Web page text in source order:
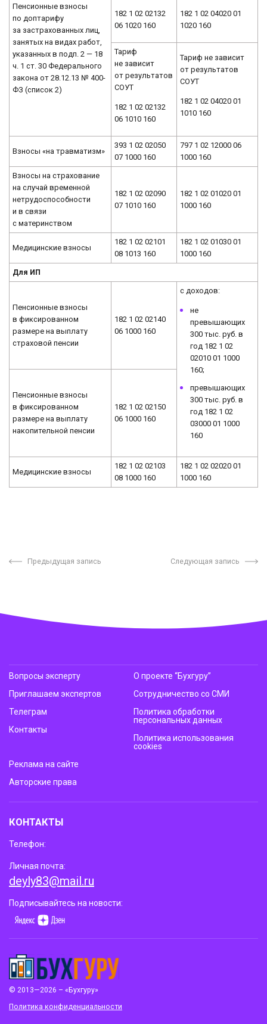
Пенсионные взносы
по доптарифу
за застрахованных лиц,
занятых на видах работ,
указанных в подп. 2 — 18
ч. 1 ст. 30 Федерального
закона от 28.12.13 № 400-
ФЗ (список 2)
182 1 02 02132
06 1020 160
182 1 02 04020 01
1020 160
Тариф
не зависит
от результатов
СОУТ
182 1 02 02132
06 1010 160
Тариф не зависит
от результатов
СОУТ
182 1 02 04020 01
1010 160
Взносы «на травматизм»
393 1 02 02050
07 1000 160
797 1 02 12000 06
1000 160
Взносы на страхование
на случай временной
нетрудоспособности
и в связи
с материнством
182 1 02 02090
07 1010 160
182 1 02 01020 01
1000 160
Медицинские взносы
182 1 02 02101
08 1013 160
182 1 02 01030 01
1000 160
Для ИП
Пенсионные взносы
в фиксированном
размере на выплату
страховой пенсии
182 1 02 02140
06 1000 160
с доходов:
не
превышающих
300 тыс. руб. в
год 182 1 02
02010 01 1000
160;
превышающих
300 тыс. руб. в
год 182 1 02
03000 01 1000
160
Пенсионные взносы
в фиксированном
размере на выплату
накопительной пенсии
182 1 02 02150
06 1000 160
Медицинские взносы
182 1 02 02103
08 1000 160
182 1 02 02020 01
1000 160
Предыдущая запись Следующая запись
© 2013—2026 – «Бухгуру»
Политика конфиденциальности
Вопросы эксперту
Приглашаем экспертов
Телеграм
Контакты
О проекте “Бухгуру”
Сотрудничество со СМИ
Политика обработки
персональных данных
Политика использования
cookies
Реклама на сайте
Авторские права
КОНТАКТЫ
Телефон:
Личная почта:
deyly83@mail.ru
Подписывайтесь на новости: